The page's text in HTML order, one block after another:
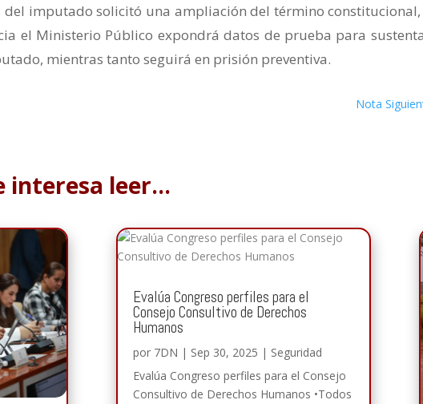
del imputado solicitó una ampliación del término
el Ministerio Público expondrá datos de prueba para
mientras tanto seguirá en prisión preventiva.
Nota
interesa leer…
Evalúa Congreso perfiles para el
Consejo Consultivo de Derechos
Humanos
por 7DN | Sep 30, 2025 | Seguridad
Evalúa Congreso perfiles para el Consejo
Consultivo de Derechos Humanos •Todos